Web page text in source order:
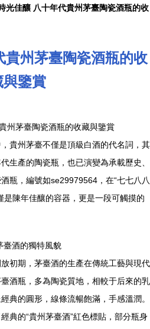
光佳釀 八十年代貴州茅臺陶瓷酒瓶的收
貴州茅臺陶瓷酒瓶的收
與鑒賞
貴州茅臺不僅是頂級白酒的代名詞，其
生產的陶瓷瓶，也已演變為承載歷史、
瓶，編號如se29979564，在“七七八八
是陳年佳釀的容器，更是一段可觸摸的
臺酒的獨特風貌
初期，茅臺酒的生產在傳統工藝與現代
酒瓶，多為陶瓷質地，相較于后來的乳
典的圓形，線條流暢飽滿，手感溫潤。
典的“貴州茅臺酒”紅色標貼，部分瓶身